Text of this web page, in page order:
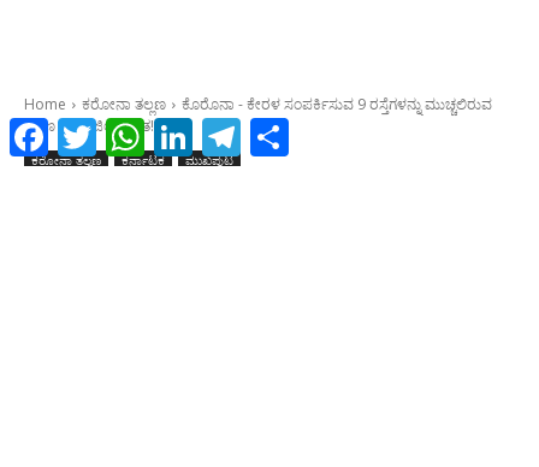
Facebook
TwitterWhatsAppLinkedInTelegram